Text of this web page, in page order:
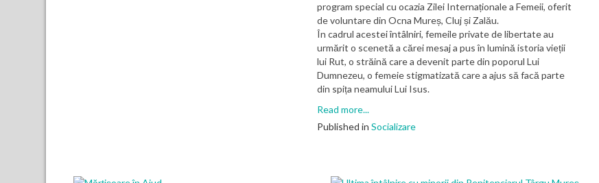
program special cu ocazia Zilei Internaționale a Femeii, oferit
de voluntare din Ocna Mureș, Cluj și Zalău.
În cadrul acestei întâlniri, femeile private de libertate au
urmărit o scenetă a cărei mesaj a pus în lumină istoria vieții
lui Rut, o străină care a devenit parte din poporul Lui
Dumnezeu, o femeie stigmatizată care a ajus să facă parte
din spița neamului Lui Isus.
Read more...
Published in Socializare